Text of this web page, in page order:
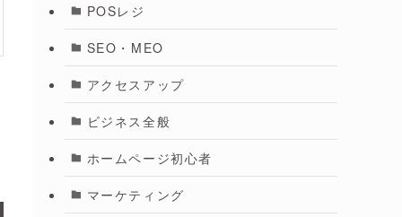
POSレジ
SEO・MEO
アクセスアップ
ビジネス全般
ホームページ初心者
マーケティング